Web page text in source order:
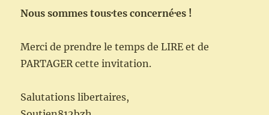
Nous sommes tous·tes concerné·es !
Merci de prendre le temps de LIRE et de
PARTAGER cette invitation.
Salutations libertaires,